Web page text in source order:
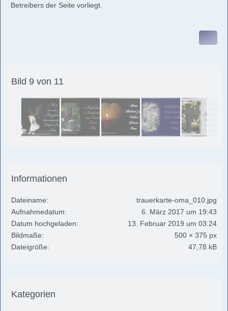
Betreibers der Seite vorliegt.
Bild 9 von 11
Informationen
Dateiname
trauerkarte-oma_010.jpg
Aufnahmedatum
6. März 2017 um 19:43
Datum hochgeladen
13. Februar 2019 um 03:24
Bildmaße
500 × 375 px
Dateigröße
47,78 kB
Kategorien